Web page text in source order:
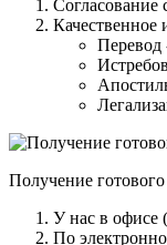
Согласование
Качественное
Перевод
Получение готового
У нас в офисе (
По